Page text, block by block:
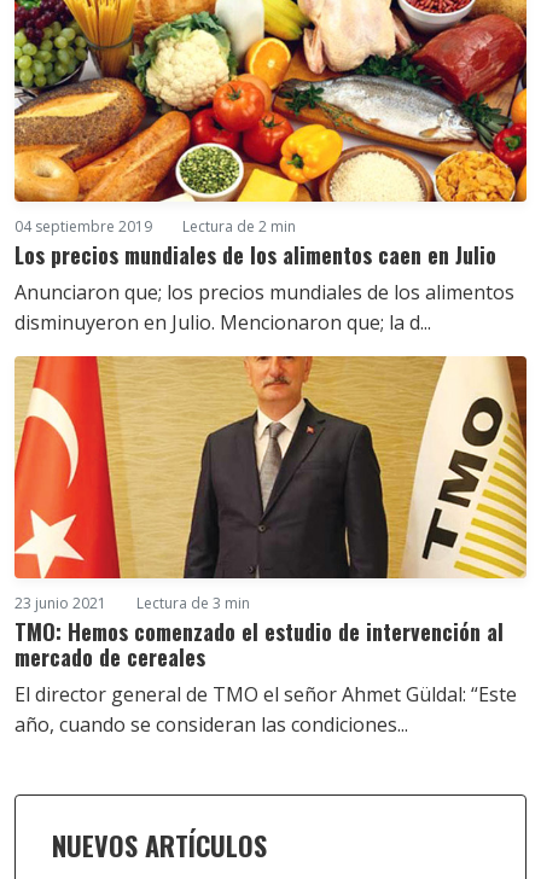
04 septiembre 2019 Lectura de 2 min
Los precios mundiales de los alimentos caen en Julio
Anunciaron que; los precios mundiales de los alimentos
disminuyeron en Julio. Mencionaron que; la d...
23 junio 2021 Lectura de 3 min
TMO: Hemos comenzado el estudio de intervención al
mercado de cereales
El director general de TMO el señor Ahmet Güldal: “Este
año, cuando se consideran las condiciones...
NUEVOS ARTÍCULOS